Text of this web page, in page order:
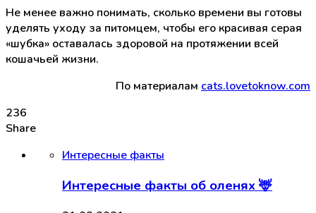
Не менее важно понимать, сколько времени вы готовы
уделять уходу за питомцем, чтобы его красивая серая
«шубка» оставалась здоровой на протяжении всей
кошачьей жизни.
По материалам cats.lovetoknow.com
236
Share
Интересные факты
Интересные факты об оленях 🦌